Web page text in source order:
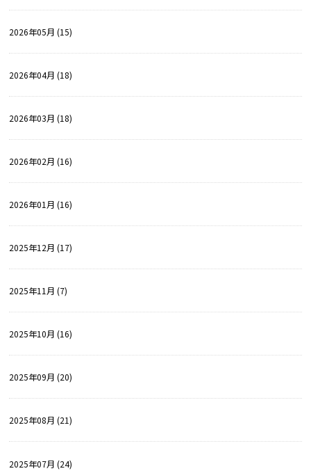
2026年05月 (15)
2026年04月 (18)
2026年03月 (18)
2026年02月 (16)
2026年01月 (16)
2025年12月 (17)
2025年11月 (7)
2025年10月 (16)
2025年09月 (20)
2025年08月 (21)
2025年07月 (24)